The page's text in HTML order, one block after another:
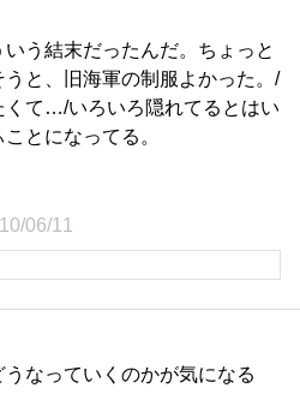
う結末だったんだ。ちょっと
と、旧海軍の制服よかった。/
くて…/いろいろ隠れてるとはい
とになってる。
06/11
なっていくのかが気になる